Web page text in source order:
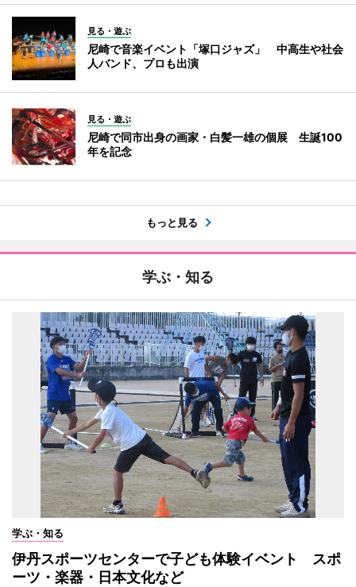
見る・遊ぶ
尼崎で音楽イベント「塚口ジャズ」 中高生や社会
人バンド、プロも出演
見る・遊ぶ
尼崎で同市出身の画家・白髪一雄の個展 生誕100
年を記念
もっと見る
学ぶ・知る
学ぶ・知る
伊丹スポーツセンターで子ども体験イベント スポ
ーツ・楽器・日本文化など